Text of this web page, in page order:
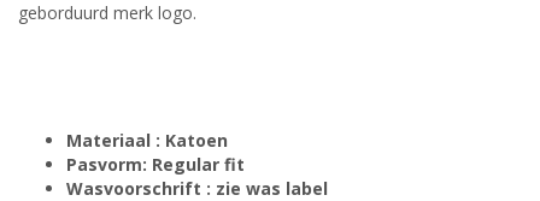
geborduurd merk logo.
Materiaal : Katoen
Pasvorm: Regular fit
Wasvoorschrift : zie was label